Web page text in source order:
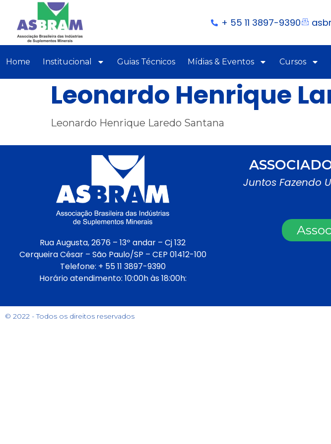
+ 55 11 3897-9390
Home Institucional Guias Técnicos Mídias & Eventos Cursos
Leonardo Henrique
Leonardo Henrique Laredo Santana
Rua Augusta, 2676 – 13º andar – Cj 132
Cerqueira César – São Paulo/SP – CEP 01412-100
Telefone: + 55 11 3897-9390
Horário atendimento: 10:00h às 18:00h:
Juntos Fazendo
© 2022 - Todos os direitos reservados